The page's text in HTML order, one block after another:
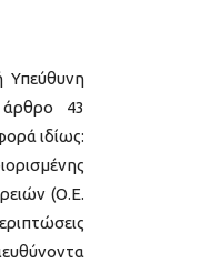
Υπεύθυνη
43
ιδίως:
(Ο.Ε.